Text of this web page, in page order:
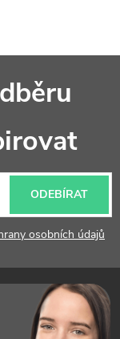
osobních údajů
ODEBÍRAT